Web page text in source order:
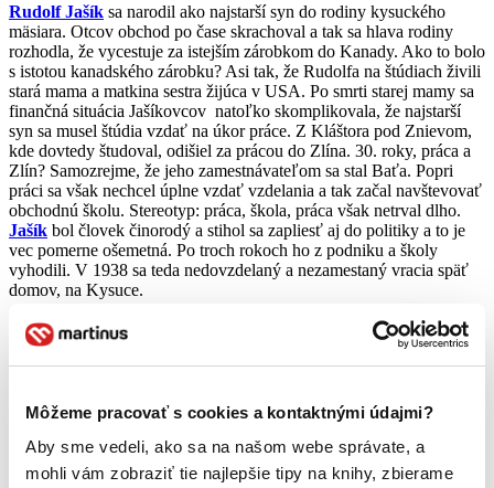
Môžeme pracovať s cookies a kontaktnými údajmi?
Aby sme vedeli, ako sa na našom webe správate, a
mohli vám zobraziť tie najlepšie tipy na knihy, zbierame
Rudolf Jašík sa narodil ako najstarší syn do rodiny kysuckého
mäsiara. Otcov obchod po čase skrachoval a tak sa hlava rodiny
rozhodla, že vycestuje za istejším zárobkom do Kanady. Ako to bolo
s istotou kanadského zárobku? Asi tak, že Rudolfa na štúdiach živili
stará mama a matkina sestra žijúca v USA. Po smrti starej mamy sa
finančná situácia Jašíkovcov natoľko skomplikovala, že najstarší
syn sa musel štúdia vzdať na úkor práce. Z Kláštora pod Znievom,
kde dovtedy študoval, odišiel za prácou do Zlína. 30. roky, práca a
Zlín? Samozrejme, že jeho zamestnávateľom sa stal Baťa. Popri
práci sa však nechcel úplne vzdať vzdelania a tak začal navštevovať
obchodnú školu. Stereotyp: práca, škola, práca však netrval dlho.
Jašík bol človek činorodý a stihol sa zapliesť aj do politiky a to je
vec pomerne ošemetná. Po troch rokoch ho z podniku a školy
vyhodili. V 1938 sa teda nedovzdelaný a nezamestaný vracia späť
domov, na Kysuce.
Ako to už u ľudí s presvedčením býva, ani tu si s politikou nedal
pokoja a pracoval ako roznášač letákov komunistickej strany.
Koncom 30. rokov hlásenie sa ku komunistickej strane nepatrilo k
rozhodne k tým horším.Aj na Kysuciach sa to teda nezaobišlo bez
následkov. Horlivého roznášača letákov zatkli a odsúdili na polročné
väzenie. Za polroka vo väzení sa stihol dostatočne povenovať
ruštine, aby sa mu to po naverbovaní a odvelení na Východný front